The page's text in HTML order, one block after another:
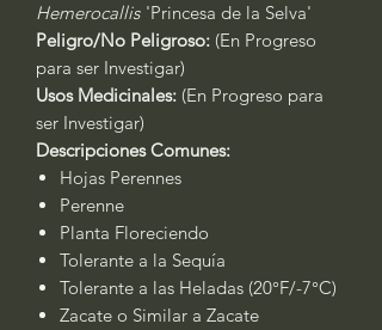
Hemerocallis 'Princesa de la Selva'
Peligro/No Peligroso: (En Progreso
para ser Investigar)
Usos Medicinales: (En Progreso para
ser Investigar)
Descripciones Comunes:
Hojas Perennes
Perenne
Planta Floreciendo
Tolerante a la Sequía
Tolerante a las Heladas (20°F/-7°C)
Zacate o Similar a Zacate